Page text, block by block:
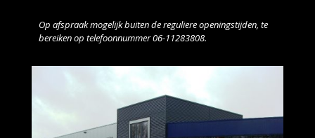
Op afspraak mogelijk buiten de reguliere openingstijden, te
bereiken op telefoonnummer 06-11283808.